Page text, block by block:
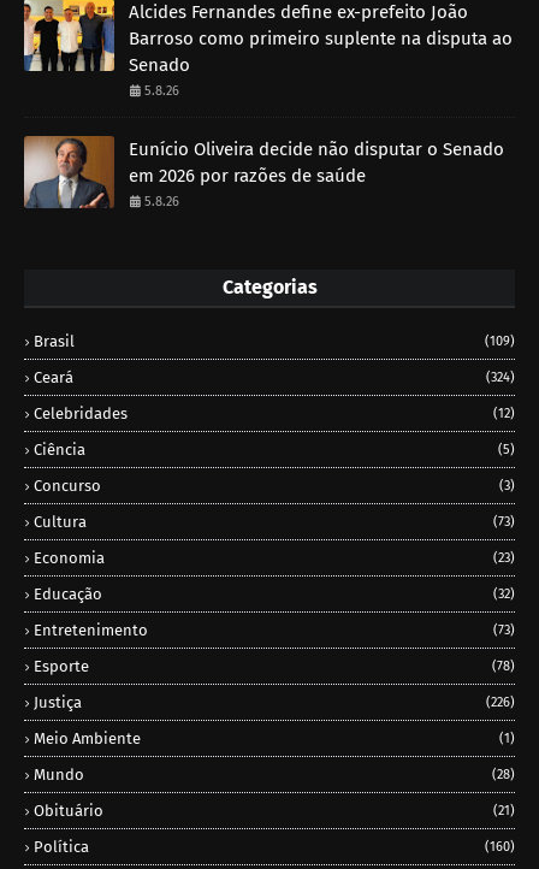
Alcides Fernandes define ex-prefeito João
Barroso como primeiro suplente na disputa ao
Senado
5.8.26
Eunício Oliveira decide não disputar o Senado
em 2026 por razões de saúde
5.8.26
Categorias
Brasil (109)
Ceará (324)
Celebridades (12)
Ciência (5)
Concurso (3)
Cultura (73)
Economia (23)
Educação (32)
Entretenimento (73)
Esporte (78)
Justiça (226)
Meio Ambiente (1)
Mundo (28)
Obituário (21)
Política (160)